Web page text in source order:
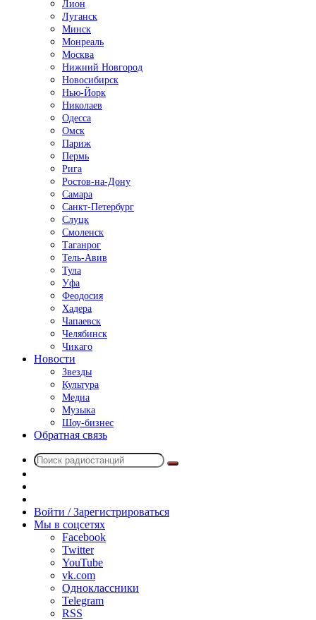
Лион
Луганск
Минск
Монреаль
Москва
Нижний Новгород
Новосибирск
Нью-Йорк
Николаев
Одесса
Омск
Париж
Пермь
Рига
Ростов-на-Дону
Самара
Санкт-Петербург
Слуцк
Смоленск
Таганрог
Тель-Авив
Тула
Уфа
Феодосия
Хадера
Чапаевск
Челябинск
Чикаго
Новости
Звезды
Культура
Медиа
Музыка
Шоу-бизнес
Обратная связь
Поиск
радио
Войти / Зарегистрироваться
Мы в соцсетях
Facebook
Twitter
YouTube
vk.com
Одноклассники
Telegram
RSS